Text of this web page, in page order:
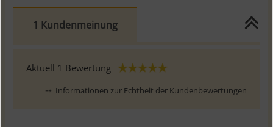
1 Kundenmeinung
Aktuell 1 Bewertung
⤍ Informationen zur Echtheit der Kundenbewertungen